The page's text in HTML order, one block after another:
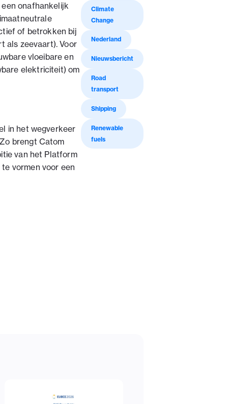
onafhankelijk
of betrokken bij
als zeevaart). Voor
vloeibare en
elektriciteit) om
in het wegverkeer
brengt Catom
van het Platform
vormen voor een
Climate
Change
Nederland
Nieuwsbericht
Road
transport
Shipping
Renewable
fuels